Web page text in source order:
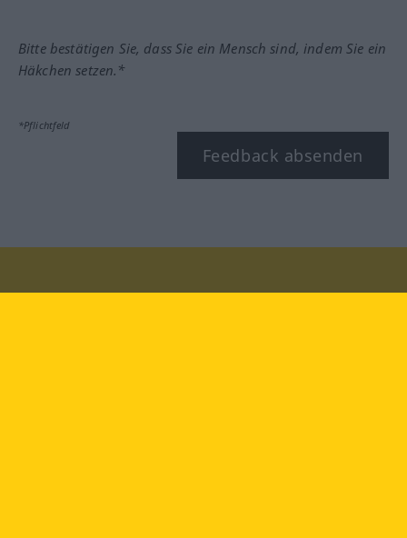
Bitte bestätigen Sie, dass Sie ein Mensch sind, indem Sie ein
Häkchen setzen.*
*Pflichtfeld
Feedback absenden